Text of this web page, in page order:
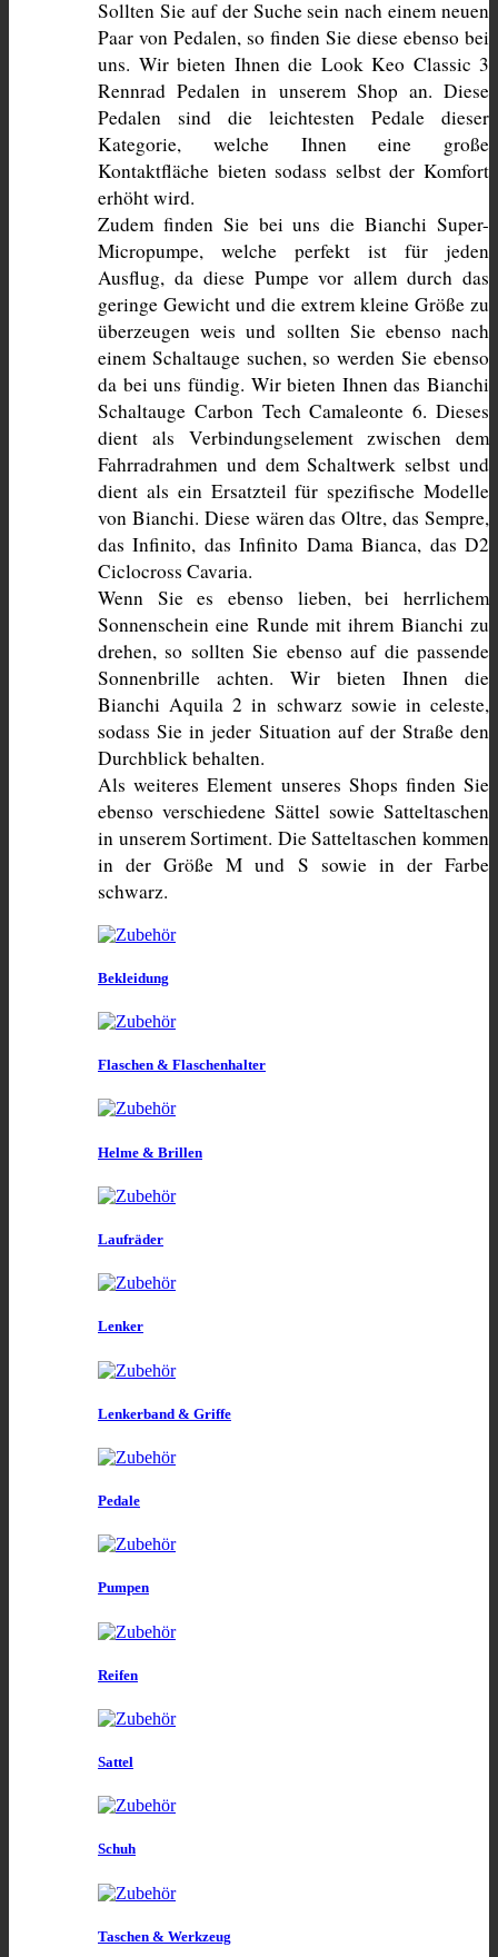
Sollten Sie auf der Suche sein nach einem neuen
Paar von Pedalen, so finden Sie diese ebenso bei
uns. Wir bieten Ihnen die Look Keo Classic 3
Rennrad Pedalen in unserem Shop an. Diese
Pedalen sind die leichtesten Pedale dieser
Kategorie, welche Ihnen eine große
Kontaktfläche bieten sodass selbst der Komfort
erhöht wird.
Zudem finden Sie bei uns die Bianchi Super-
Micropumpe, welche perfekt ist für jeden
Ausflug, da diese Pumpe vor allem durch das
geringe Gewicht und die extrem kleine Größe zu
überzeugen weis und sollten Sie ebenso nach
einem Schaltauge suchen, so werden Sie ebenso
da bei uns fündig. Wir bieten Ihnen das Bianchi
Schaltauge Carbon Tech Camaleonte 6. Dieses
dient als Verbindungselement zwischen dem
Fahrradrahmen und dem Schaltwerk selbst und
dient als ein Ersatzteil für spezifische Modelle
von Bianchi. Diese wären das Oltre, das Sempre,
das Infinito, das Infinito Dama Bianca, das D2
Ciclocross Cavaria.
Wenn Sie es ebenso lieben, bei herrlichem
Sonnenschein eine Runde mit ihrem Bianchi zu
drehen, so sollten Sie ebenso auf die passende
Sonnenbrille achten. Wir bieten Ihnen die
Bianchi Aquila 2 in schwarz sowie in celeste,
sodass Sie in jeder Situation auf der Straße den
Durchblick behalten.
Als weiteres Element unseres Shops finden Sie
ebenso verschiedene Sättel sowie Satteltaschen
in unserem Sortiment. Die Satteltaschen kommen
in der Größe M und S sowie in der Farbe
schwarz.
Bekleidung
Flaschen & Flaschenhalter
Helme & Brillen
Laufräder
Lenker
Lenkerband & Griffe
Pedale
Pumpen
Reifen
Sattel
Schuh
Taschen & Werkzeug